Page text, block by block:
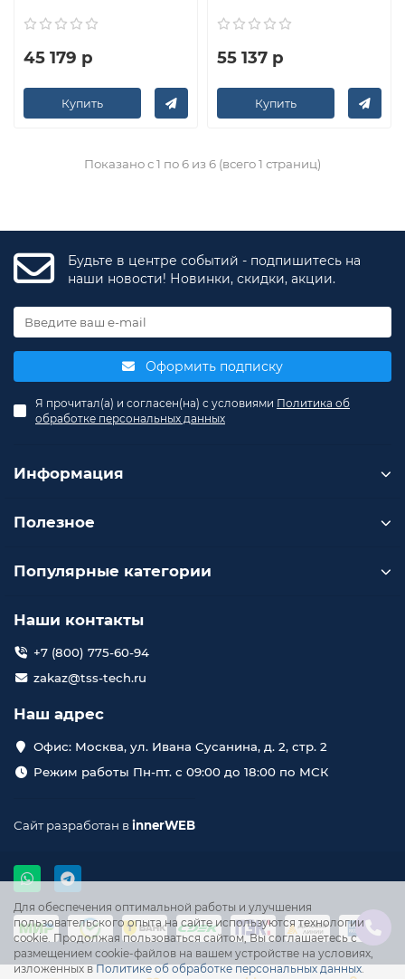
45 179 р
Купить
55 137 р
Купить
Показано с 1 по 6 из 6 (всего 1 страниц)
Для обеспечения оптимальной работы и улучшения
пользовательского опыта на сайте используются технологии
cookie. Продолжая пользоваться сайтом, Вы соглашаетесь с
размещением cookie-файлов на вашем устройстве на условиях,
изложенных вПолитике об обработке персональных данных.
Будьте в центре событий - подпишитесь на
наши новости! Новинки, скидки, акции.
Оформить подписку
Я прочитал(а) и согласен(на) с условиями Политика об
обработке персональных данных
Информация
Полезное
Популярные категории
Наши контакты
+7 (800) 775-60-94
zakaz@tss-tech.ru
Наш адрес
Офис: Москва, ул. Ивана Сусанина, д. 2, стр. 2
Режим работы Пн-пт. с 09:00 до 18:00 по МСК
Сайт разработан вinnerWEB